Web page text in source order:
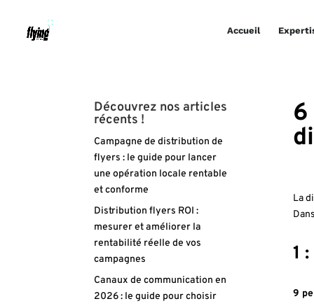
Accueil
La
1
9
Découvrez nos articles
récents !
Campagne de distribution de
flyers : le guide pour lancer
une opération locale rentable
et conforme
Distribution flyers ROI :
mesurer et améliorer la
rentabilité réelle de vos
campagnes
Canaux de communication en
2026 : le guide pour choisir